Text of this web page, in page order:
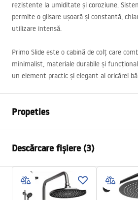
rezistente la umiditate și coroziune.
permite o glisare ușoară și constantă,
utilizare intensă.
Primo Slide este o cabină de colț care
minimalist, materiale durabile și
un element practic și elegant al oricărei
Propeties
Culoare
Tip cabina
De colt
Culoare sticla
Descărcare fișiere (3)
Warunki bezpieczeństwa
WARUNKI BEZPIECZENSTWA KABINY